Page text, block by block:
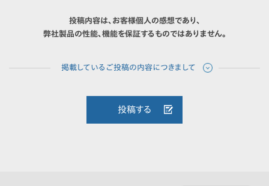
投稿内容は、お客様個人の感想であり、
弊社製品の性能、機能を保証するものではありません。
投稿する